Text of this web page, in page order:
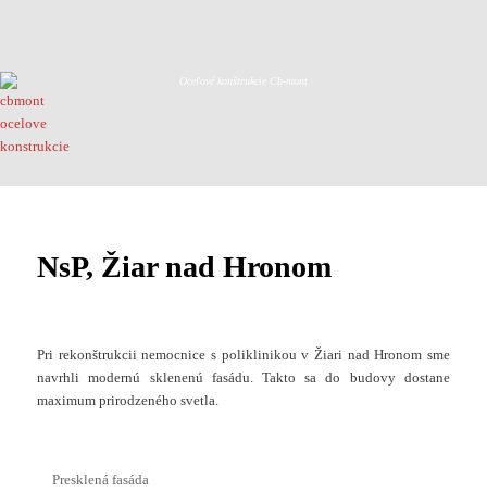
Oceľové konštrukcie Cb-mont
NsP, Žiar nad Hronom
Pri rekonštrukcii nemocnice s poliklinikou v Žiari nad Hronom sme
navrhli modernú sklenenú fasádu. Takto sa do budovy dostane
maximum prirodzeného svetla.
Presklená fasáda